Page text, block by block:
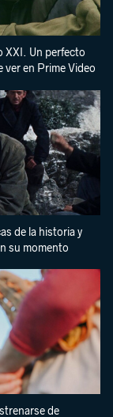
XXI. Un perfecto
en Prime Video
de la historia y
su momento
de